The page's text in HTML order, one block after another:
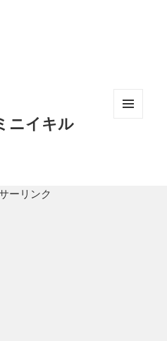
ニイキル
ーリンク